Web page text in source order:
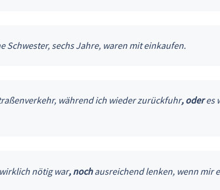
Schwester, sechs Jahre, waren mit einkaufen.
während ich wieder zurückfuhr, oderes
nötig war, nochausreichend lenken, wenn mir